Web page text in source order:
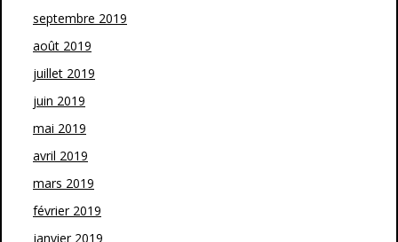
septembre 2019
août 2019
juillet 2019
juin 2019
mai 2019
avril 2019
mars 2019
février 2019
janvier 2019